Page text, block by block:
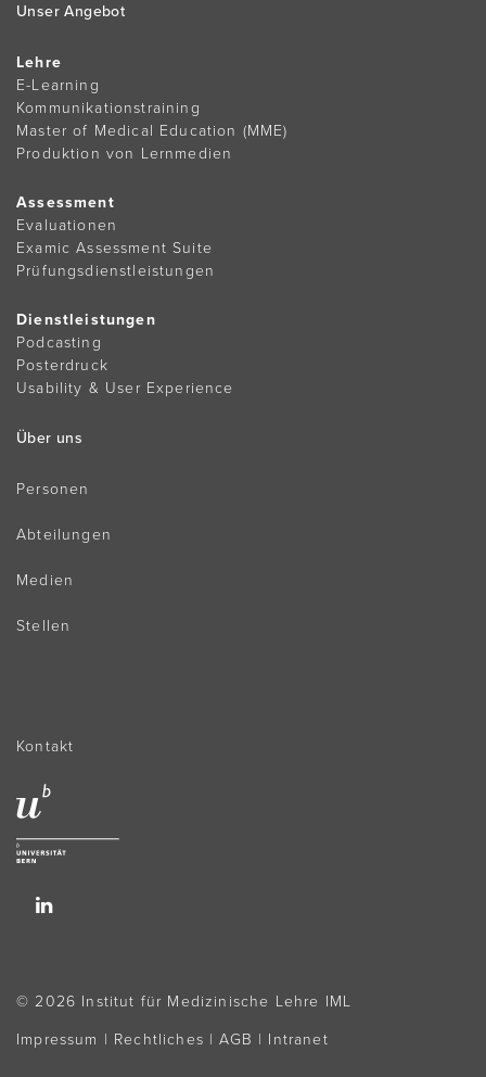
Unser Angebot
Lehre
E-Learning
Kommunikationstraining
Master of Medical Education (MME)
Produktion von Lernmedien
Assessment
Evaluationen
Examic Assessment Suite
Prüfungsdienstleistungen
Dienstleistungen
Podcasting
Posterdruck
Usability & User Experience
Über uns
Personen
Abteilungen
Medien
Stellen
Kontakt
© 2026 Institut für Medizinische Lehre IML
Impressum | Rechtliches |AGB | Intranet